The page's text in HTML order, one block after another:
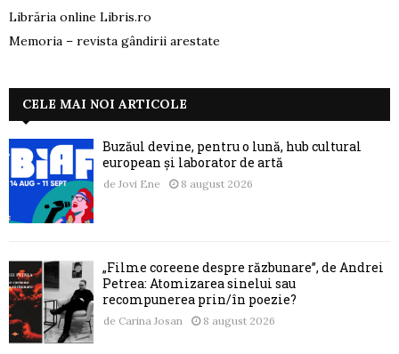
Librăria online Libris.ro
Memoria – revista gândirii arestate
CELE MAI NOI ARTICOLE
Buzăul devine, pentru o lună, hub cultural
european și laborator de artă
de Jovi Ene 8 august 2026
„Filme coreene despre răzbunare”, de Andrei
Petrea: Atomizarea sinelui sau
recompunerea prin/în poezie?
de Carina Josan 8 august 2026